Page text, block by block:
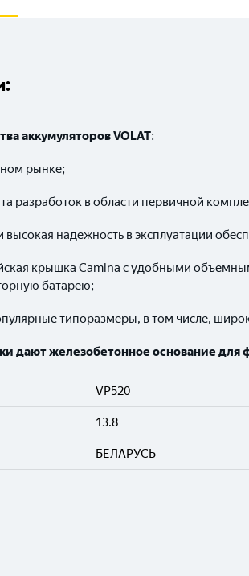
аккумуляторовVOLAT:
рынке;
разработок в области первичной
надежность в эксплуатации
крышка Camina с удобными
батарею;
типоразмеры, в том числе,
дают железобетонное основание для
VP520
13.8
БЕЛАРУСЬ